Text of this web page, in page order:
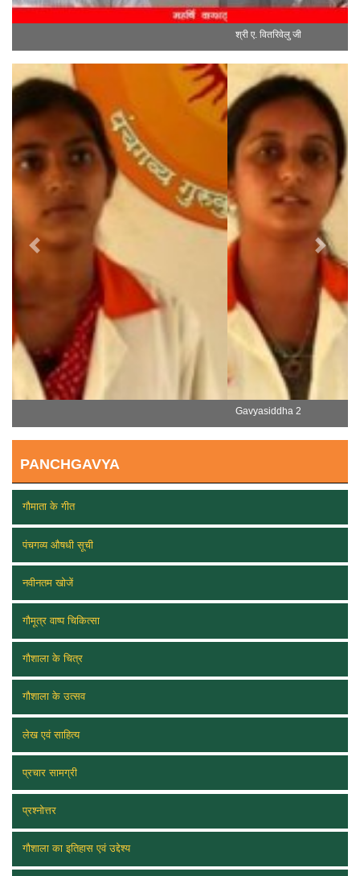
Previous Next
PANCHGAVYA
गौमाता के गीत
पंचगव्य औषधी सूची
नवीनतम खोजें
गौमूत्र वाष्प चिकित्सा
गौशाला के चित्र
गौशाला के उत्सव
लेख एवं साहित्य
प्रचार सामग्री
प्रश्नोत्तर
गौशाला का इतिहास एवं उद्देश्य